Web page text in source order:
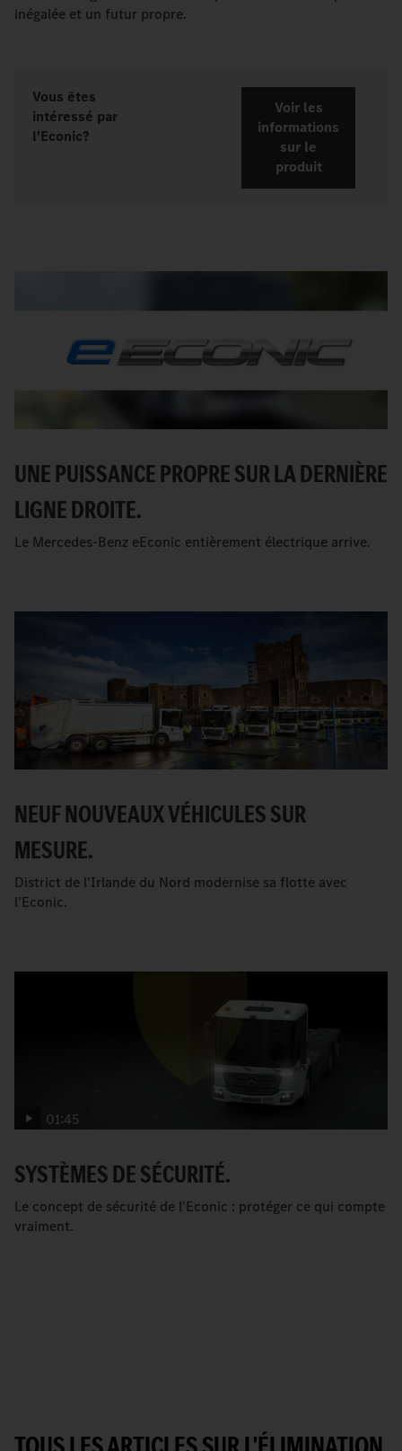
inégalée et un futur propre.
Vous êtes
intéressé par
l'Econic?
Voir les
informations
sur le
produit
UNE PUISSANCE PROPRE SUR LA DERNIÈRE
LIGNE DROITE.
Le Mercedes-Benz eEconic entièrement électrique arrive.
NEUF NOUVEAUX VÉHICULES SUR
MESURE.
District de l'Irlande du Nord modernise sa flotte avec
l'Econic.
01:45
SYSTÈMES DE SÉCURITÉ.
Le concept de sécurité de l'Econic : protéger ce qui compte
vraiment.